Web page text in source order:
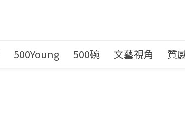
500Young 500碗 文藝視角 質